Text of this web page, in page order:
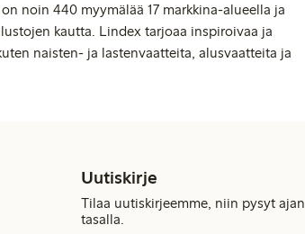
noin 440 myymälää 17 markkina-alueella ja
kautta. Lindex tarjoaa inspiroivaa ja
naisten- ja lastenvaatteita, alusvaatteita ja
Uutiskirje
Tilaa uutiskirjeemme, niin pysyt ajan
tasalla.